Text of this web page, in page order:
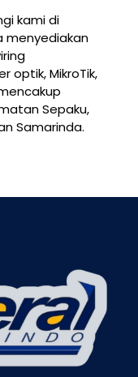
kami di
menyediakan
optik, MikroTik,
Sepaku,
Samarinda.